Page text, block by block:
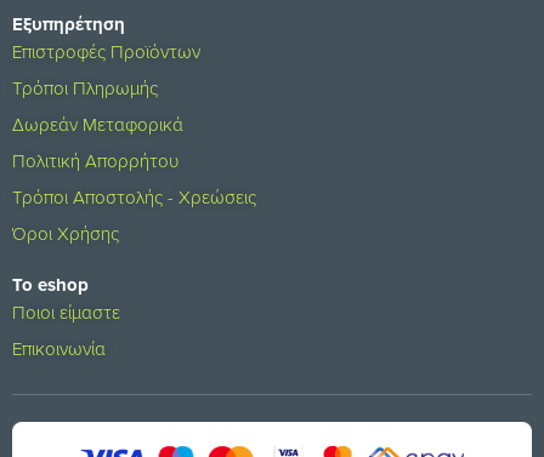
Εξυπηρέτηση
Επιστροφές Προϊόντων
Τρόποι Πληρωμής
Δωρεάν Μεταφορικά
Πολιτική Απορρήτου
Τρόποι Αποστολής - Χρεώσεις
Όροι Χρήσης
Το eshop
Ποιοι είμαστε
Επικοινωνία